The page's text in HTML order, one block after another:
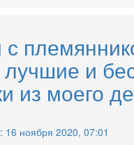
с
и
из моего
16 ноября 2020, 07:01